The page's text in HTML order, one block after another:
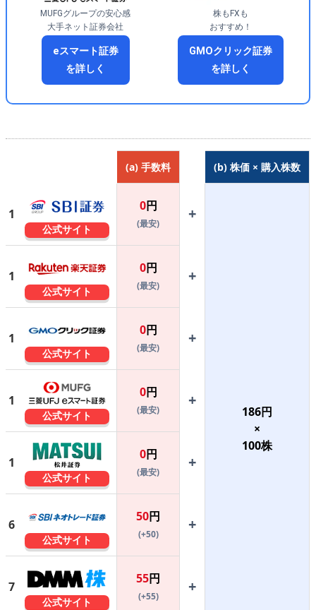
MUFGグループの安心感
大手ネット証券会社
eスマート証券
を詳しく
株もFXも
おすすめ！
GMOクリック証券
を詳しく
(a) 手数料 (b) 株価 × 購入株数
1
公式サイト
0円
(最安)
+
186円
×
100株
1
公式サイト
0円
(最安)
+
1
公式サイト
0円
(最安)
+
1
公式サイト
0円
(最安)
+
1
公式サイト
0円
(最安)
+
6
公式サイト
50円
(+50)
+
7
公式サイト
55円
(+55)
+